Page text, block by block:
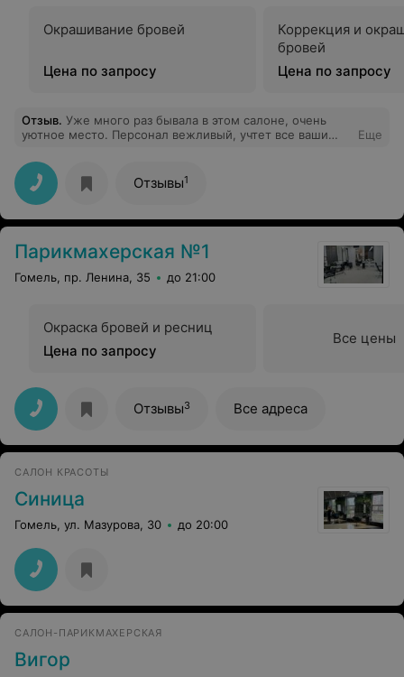
Окрашивание бровей
Цена по запросу
Коррекция и
бровей
Цена по запросу
Отзыв. Уже много раз бывала в этом салоне, очень
уютное место. Персонал вежливый, учтет все ваши
останетесь довольны) цена и качество тут на высоте)
Особенно хочу выразить благодарность Юлии
ногтевому мастеру за её труд, хожу только к ней, она
лучший мастер в городе)
Еще
Отзывы1
Парикмахерская №1
Гомель, пр. Ленина, 35 до 21:00
Окраска бровей и ресниц
Цена по запросу
Все цены
Отзывы3 Все адреса
САЛОН КРАСОТЫ
Синица
Гомель, ул. Мазурова, 30 до 20:00
САЛОН-ПАРИКМАХЕРСКАЯ
Вигор